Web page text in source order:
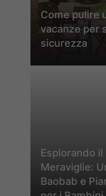
Come pulire
vacanze per
sicurezza
Esplorando
Meraviglie:
Baobab e